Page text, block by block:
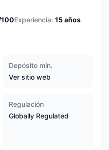
Experiencia: 15años
Depósito mín.
Ver sitio web
Regulación
Globally Regulated